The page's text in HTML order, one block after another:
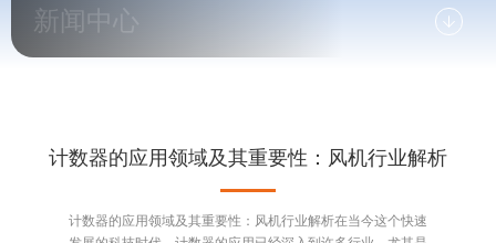
新闻资讯
联系我们
新闻中心
计数器的应用领域及其重要性：风机行业解析
计数器的应用领域及其重要性：风机行业解析在当今这个快速